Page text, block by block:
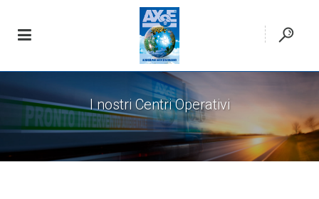
I nostri Centri Operativi